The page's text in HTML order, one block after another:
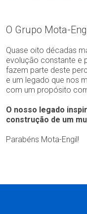
O Grupo Mota-
Quase oito décadas
evolução constante e
fazem parte deste
e um legado que nos
com um propósito
O nosso legado
construção de um
Parabéns Mota-Engil!